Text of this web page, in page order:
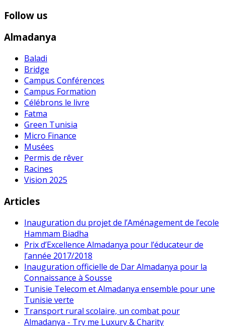
Follow us
Almadanya
Baladi
Bridge
Campus Conférences
Campus Formation
Célébrons le livre
Fatma
Green Tunisia
Micro Finance
Musées
Permis de rêver
Racines
Vision 2025
Articles
Inauguration du projet de l’Aménagement de l’ecole
Hammam Biadha
Prix d’Excellence Almadanya pour l’éducateur de
l’année 2017/2018
Inauguration officielle de Dar Almadanya pour la
Connaissance à Sousse
Tunisie Telecom et Almadanya ensemble pour une
Tunisie verte
Transport rural scolaire, un combat pour
Almadanya - Try me Luxury & Charity